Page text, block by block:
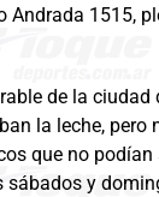
Andrada 1515,
de la ciudad
la leche, pero
que no podían
y